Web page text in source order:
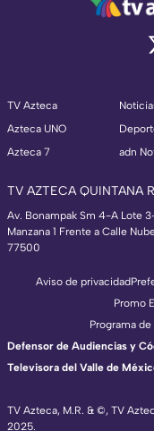
TV Azteca
Azteca UNO
Azteca 7
adn
TV AZTECA QUINTANA
Av. Bonampak Sm 4-A Lote
Manzana 1 Frente a Calle
77500
TV Azteca, M.R. & ©, TV
2025.
Aviso de privacidad
Promo
Programa
Defensor de Audiencias y
Televisora del Valle de